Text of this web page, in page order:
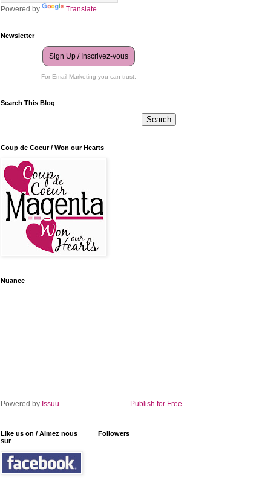
Powered by Translate
Newsletter
Sign Up / Inscrivez-vous
For Email Marketing you can trust.
Search This Blog
Coup de Coeur / Won our Hearts
Nuance
Powered by Issuu Publish for Free
Like us on / Aimez nous
sur
Followers